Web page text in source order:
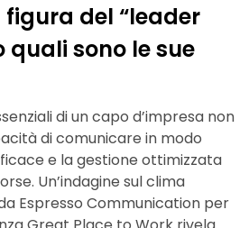
del “leader
quali sono le sue
di un capo d’impresa non
di comunicare in modo
e la gestione ottimizzata
Un’indagine sul clima
Espresso Communication per